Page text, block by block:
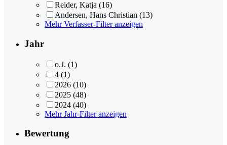
Reider, Katja (16)
Andersen, Hans Christian (13)
Mehr Verfasser-Filter anzeigen
Jahr
o.J. (1)
4 (1)
2026 (10)
2025 (48)
2024 (40)
Mehr Jahr-Filter anzeigen
Bewertung